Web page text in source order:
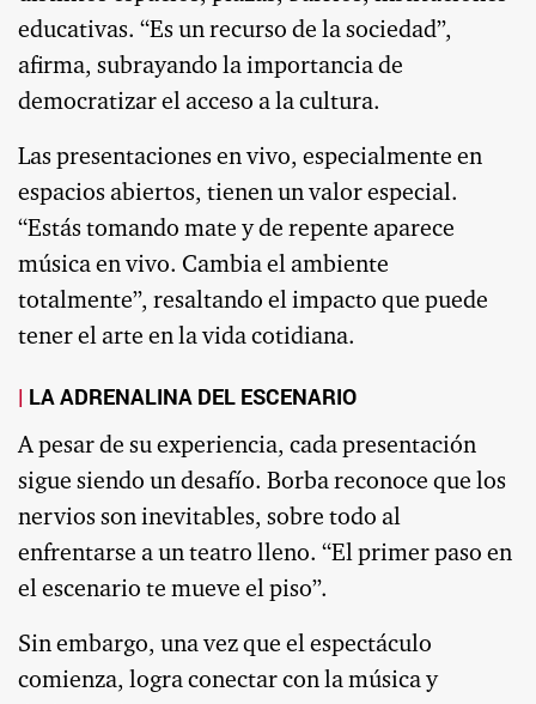
educativas. “Es un recurso de la sociedad”,
afirma, subrayando la importancia de
democratizar el acceso a la cultura.
Las presentaciones en vivo, especialmente en
espacios abiertos, tienen un valor especial.
“Estás tomando mate y de repente aparece
música en vivo. Cambia el ambiente
totalmente”, resaltando el impacto que puede
tener el arte en la vida cotidiana.
LA ADRENALINA DEL ESCENARIO
A pesar de su experiencia, cada presentación
sigue siendo un desafío. Borba reconoce que los
nervios son inevitables, sobre todo al
enfrentarse a un teatro lleno. “El primer paso en
el escenario te mueve el piso”.
Sin embargo, una vez que el espectáculo
comienza, logra conectar con la música y